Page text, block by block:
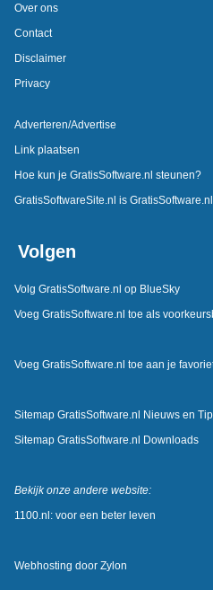
Over ons
Contact
Disclaimer
Privacy
Adverteren/Advertise
Link plaatsen
Hoe kun je GratisSoftware.nl steunen?
GratisSoftwareSite.nl is GratisSoftware.nl
Volgen
Volg GratisSoftware.nl op BlueSky
Voeg GratisSoftware.nl toe als
Voeg GratisSoftware.nl toe aan je
Sitemap GratisSoftware.nl Nieuws en
Sitemap GratisSoftware.nl Downloads
Bekijk onze andere website:
1100.nl: voor een beter leven
Webhosting door Zylon